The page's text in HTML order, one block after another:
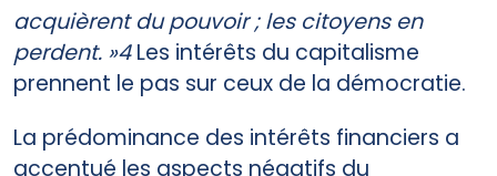
acquièrent du pouvoir ; les citoyens en
perdent. »4Les intérêts du capitalisme
prennent le pas sur ceux de la démocratie.
La prédominance des intérêts financiers a
accentué les aspects négatifs du